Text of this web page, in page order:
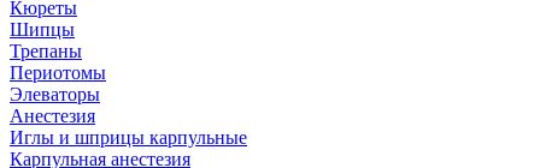
Кюреты
Шипцы
Трепаны
Периотомы
Элеваторы
Анестезия
Иглы и шприцы карпульные
Карпульная анестезия